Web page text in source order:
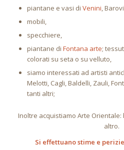
piantane e vasi di Venini,
mobili,
specchiere,
piantane di Fontana arte;
colorati su seta o su velluto,
siamo interessati ad artisti
Melotti, Cagli, Baldelli, Zauli,
tanti altri;
Inoltre acquistiamo Arte
altro.
Si effettuano stime e